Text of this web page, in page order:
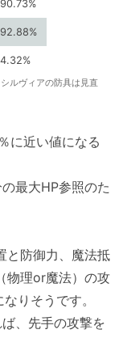
90.73%
92.88%
4.32%
ルヴィアの防具は見直
に近い値になる
最大HP参照のた
と防御力、魔法抵
物理or魔法）の攻
りそうです。
、先手の攻撃を